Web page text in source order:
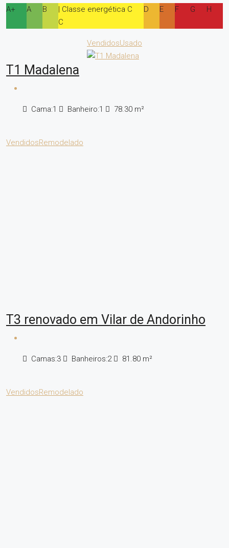
A+ A B
| Classe energética C
C
D E F G H
VendidosUsado
T1 Madalena
Cama:1 Banheiro:1 78.30 m²
VendidosRemodelado
T3 renovado em Vilar de Andorinho
Camas:3 Banheiros:2 81.80 m²
VendidosRemodelado